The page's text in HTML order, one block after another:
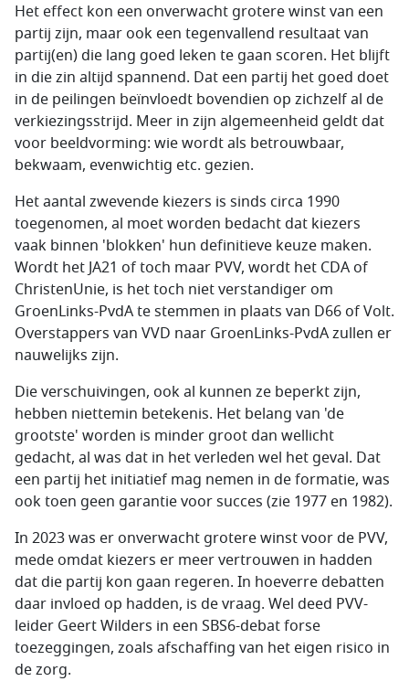
Het effect kon een onverwacht grotere winst van een
partij zijn, maar ook een tegenvallend resultaat van
partij(en) die lang goed leken te gaan scoren. Het blijft
in die zin altijd spannend. Dat een partij het goed doet
in de peilingen beïnvloedt bovendien op zichzelf al de
verkiezingsstrijd. Meer in zijn algemeenheid geldt dat
voor beeldvorming: wie wordt als betrouwbaar,
bekwaam, evenwichtig etc. gezien.
Het aantal zwevende kiezers is sinds circa 1990
toegenomen, al moet worden bedacht dat kiezers
vaak binnen 'blokken' hun definitieve keuze maken.
Wordt het JA21 of toch maar PVV, wordt het CDA of
ChristenUnie, is het toch niet verstandiger om
GroenLinks-PvdA te stemmen in plaats van D66 of Volt.
Overstappers van VVD naar GroenLinks-PvdA zullen er
nauwelijks zijn.
Die verschuivingen, ook al kunnen ze beperkt zijn,
hebben niettemin betekenis. Het belang van 'de
grootste' worden is minder groot dan wellicht
gedacht, al was dat in het verleden wel het geval. Dat
een partij het initiatief mag nemen in de formatie, was
ook toen geen garantie voor succes (zie 1977 en 1982).
In 2023 was er onverwacht grotere winst voor de PVV,
mede omdat kiezers er meer vertrouwen in hadden
dat die partij kon gaan regeren. In hoeverre debatten
daar invloed op hadden, is de vraag. Wel deed PVV-
leider Geert Wilders in een SBS6-debat forse
toezeggingen, zoals afschaffing van het eigen risico in
de zorg.